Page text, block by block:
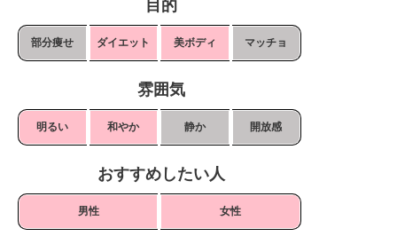
目的
部分痩せ ダイエット 美ボディ マッチョ
雰囲気
明るい 和やか 静か 開放感
おすすめしたい人
男性 女性